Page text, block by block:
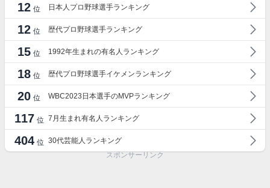
12 位 日本人プロ野球選手ランキング
12 位 歴代プロ野球選手ランキング
15 位 1992年生まれの有名人ランキング
18 位 歴代プロ野球選手イケメンランキング
20 位 WBC2023日本選手のMVPランキング
117 位 7月生まれ有名人ランキング
404 位 30代芸能人ランキング
スポンサーリンク